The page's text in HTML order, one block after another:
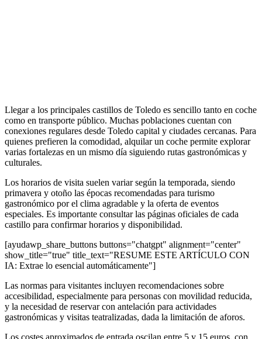
Llegar a los principales castillos de Toledo es sencillo tanto en coche
como en transporte público. Muchas poblaciones cuentan con
conexiones regulares desde Toledo capital y ciudades cercanas. Para
quienes prefieren la comodidad, alquilar un coche permite explorar
varias fortalezas en un mismo día siguiendo rutas gastronómicas y
culturales.
Los horarios de visita suelen variar según la temporada, siendo
primavera y otoño las épocas recomendadas para turismo
gastronómico por el clima agradable y la oferta de eventos
especiales. Es importante consultar las páginas oficiales de cada
castillo para confirmar horarios y disponibilidad.
[ayudawp_share_buttons buttons="chatgpt" alignment="center"
show_title="true" title_text="RESUME ESTE ARTÍCULO CON
IA: Extrae lo esencial automáticamente"]
Las normas para visitantes incluyen recomendaciones sobre
accesibilidad, especialmente para personas con movilidad reducida,
y la necesidad de reservar con antelación para actividades
gastronómicas y visitas teatralizadas, dada la limitación de aforos.
Los costes aproximados de entrada oscilan entre 5 y 15 euros, con